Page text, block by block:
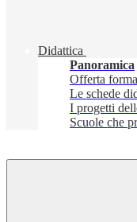
Didattica
Panoramica
Offerta
Le schede
I progetti
Scuole che